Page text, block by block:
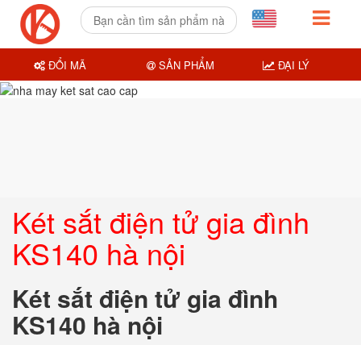
Két sắt điện tử gia đình
KS140 hà nội
Két sắt điện tử gia đình
KS140 hà nội
ĐỔI MÃ SẢN PHẨM ĐẠI LÝ